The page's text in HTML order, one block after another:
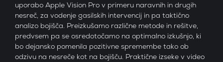
uporabo Apple Vision Pro v primeru naravnih in drugih
nesreč, za vodenje gasilskih intervencij in pa taktično
analizo bojišča. Preizkušamo različne metode in rešitve,
predvsem pa se osredotočamo na optimalno izkušnjo, ki
bo dejansko pomenila pozitivne spremembe tako ob
odzivu na nesreče kot na bojišču. Praktične izseke v video